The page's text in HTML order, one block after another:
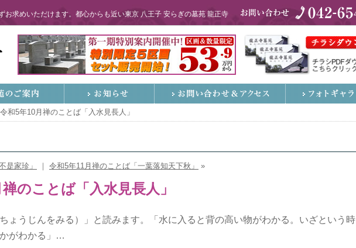
求めいただけます。都心からも近い東京 八王子 安らぎの墓苑 龍正寺
令和5年10月禅のことば「入水見長人」
是家珍」 令和5年11月禅のことば「一葉落知天下秋」 »
のことば「入水見長人」
ょうじんをみる）」と読みます。「水に入ると背の高い物がわかる。いざという時
がわかる」…